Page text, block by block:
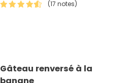
(17 notes)
Gâteau renversé à la
banane